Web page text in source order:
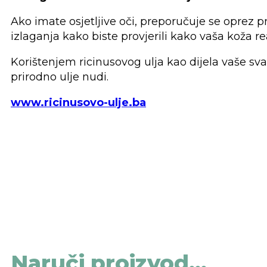
Ako imate osjetljive oči, preporučuje se oprez
izlaganja kako biste provjerili kako vaša koža
Korištenjem ricinusovog ulja kao dijela vaše
prirodno ulje nudi.
www.ricinusovo-ulje.ba